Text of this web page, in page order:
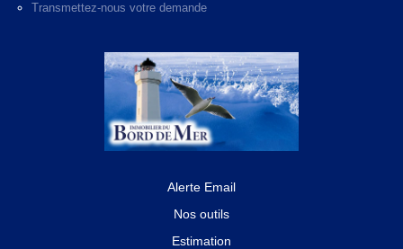
Transmettez-nous votre demande
Alerte Email
Nos outils
Estimation